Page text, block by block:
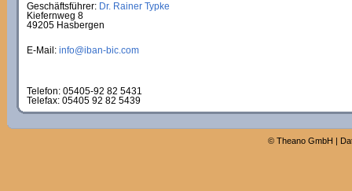
Geschäftsführer: Dr. Rainer Typke
Kiefernweg 8
49205 Hasbergen
E-Mail: info@iban-bic.com
Telefon: 05405-92 82 5431
Telefax: 05405 92 82 5439
© Theano GmbH |